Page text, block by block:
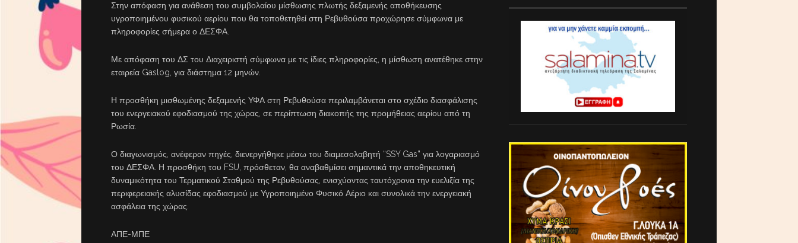
Στην απόφαση για ανάθεση του συμβολαίου μίσθωσης πλωτής δεξαμενής αποθήκευσης
υγροποιημένου φυσικού αερίου που θα τοποθετηθεί στη Ρεβυθούσα προχώρησε σύμφωνα με
πληροφορίες σήμερα ο ΔΕΣΦΑ.
Με απόφαση του ΔΣ του Διαχειριστή σύμφωνα με τις ίδιες πληροφορίες, η μίσθωση ανατέθηκε στην
εταιρεία Gaslog, για διάστημα 12 μηνών.
Η προσθήκη μισθωμένης δεξαμενής ΥΦΑ στη Ρεβυθούσα περιλαμβάνεται στο σχέδιο διασφάλισης
του ενεργειακού εφοδιασμού της χώρας, σε περίπτωση διακοπής της προμήθειας αερίου από τη
Ρωσία.
Ο διαγωνισμός, ανέφεραν πηγές, διενεργήθηκε μέσω του διαμεσολαβητή “SSY Gas” για λογαριασμό
του ΔΕΣΦΑ. Η προσθήκη του FSU, πρόσθεταν, θα αναβαθμίσει σημαντικά την αποθηκευτική
δυναμικότητα του Τερματικού Σταθμού της Ρεβυθούσας, ενισχύοντας ταυτόχρονα την ευελιξία της
περιφερειακής αλυσίδας εφοδιασμού με Υγροποιημένο Φυσικό Αέριο και συνολικά την ενεργειακή
ασφάλεια της χώρας.
ΑΠΕ-ΜΠΕ